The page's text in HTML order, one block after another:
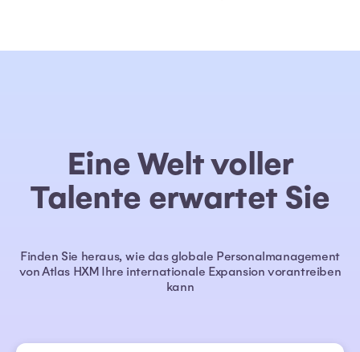
Eine Welt voller
Talente erwartet Sie
Finden Sie heraus, wie das globale Personalmanagement
von Atlas HXM Ihre internationale Expansion vorantreiben
kann